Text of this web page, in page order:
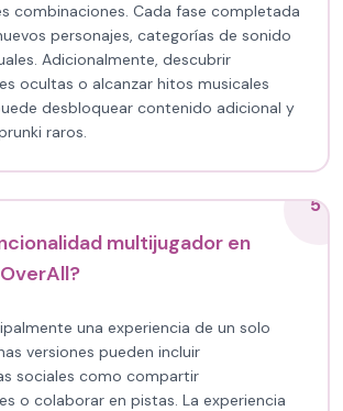
combinaciones. Cada fase completada
personajes, categorías de sonido
Adicionalmente, descubrir
ocultas o alcanzar hitos musicales
desbloquear contenido adicional y
raros.
5
multijugador en
una experiencia de un solo
versiones pueden incluir
sociales como compartir
o colaborar en pistas. La experiencia